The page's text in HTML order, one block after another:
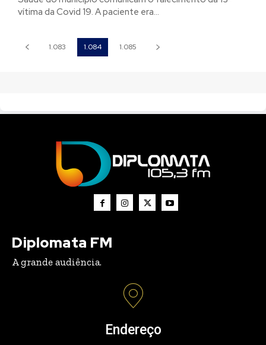
vítima da Covid 19. A paciente era...
1.083 1.084 1.085
Diplomata FM
A grande audiência.
Endereço